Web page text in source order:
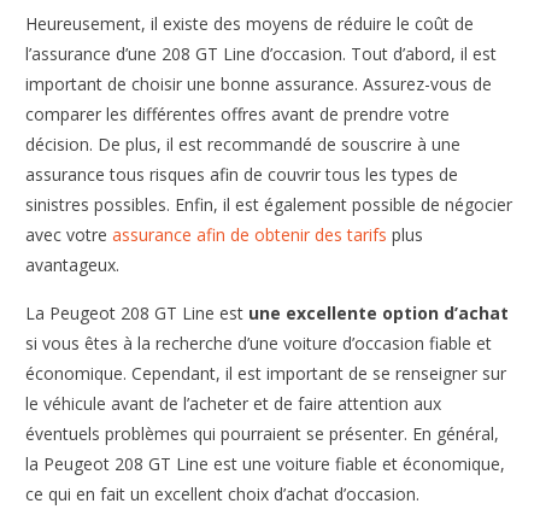
Heureusement, il existe des moyens de réduire le coût de
l’assurance d’une 208 GT Line d’occasion. Tout d’abord, il est
important de choisir une bonne assurance. Assurez-vous de
comparer les différentes offres avant de prendre votre
décision. De plus, il est recommandé de souscrire à une
assurance tous risques afin de couvrir tous les types de
sinistres possibles. Enfin, il est également possible de négocier
avec votreassurance afin de obtenir des tarifs plus
avantageux.
La Peugeot 208 GT Line est une excellente option d’achat
si vous êtes à la recherche d’une voiture d’occasion fiable et
économique. Cependant, il est important de se renseigner sur
le véhicule avant de l’acheter et de faire attention aux
éventuels problèmes qui pourraient se présenter. En général,
la Peugeot 208 GT Line est une voiture fiable et économique,
ce qui en fait un excellent choix d’achat d’occasion.